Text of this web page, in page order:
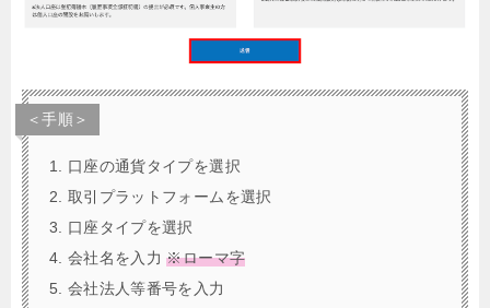
＜手順＞
口座の通貨タイプを選択
取引プラットフォームを選択
口座タイプを選択
会社名を入力※ローマ字
会社法人等番号を入力